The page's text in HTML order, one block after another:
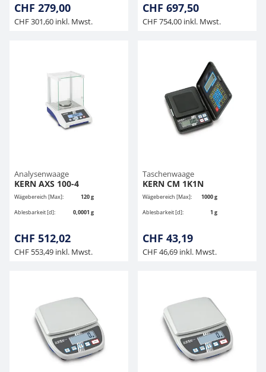
CHF 279,00
CHF 301,60 inkl. Mwst.
CHF 697,50
CHF 754,00 inkl. Mwst.
Analysenwaage
KERN AXS 100-4
Wägebereich [Max]:
120 g
Ablesbarkeit [d]:
0,0001 g
CHF 512,02
CHF 553,49 inkl. Mwst.
Taschenwaage
KERN CM 1K1N
Wägebereich [Max]:
1000 g
Ablesbarkeit [d]:
1 g
CHF 43,19
CHF 46,69 inkl. Mwst.